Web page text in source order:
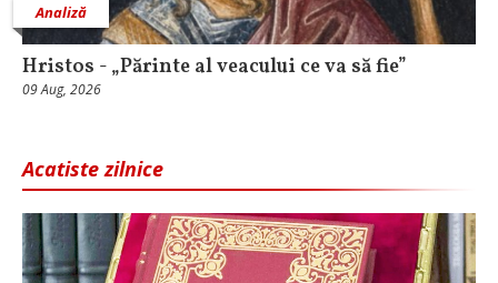
Analiză
Hristos - „Părinte al veacului ce va să fie”
09 Aug, 2026
Acatiste zilnice